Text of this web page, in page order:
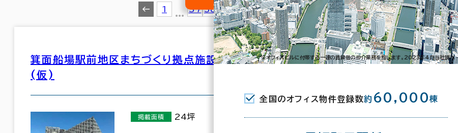
1 … 37 38 39 40 41 42
箕面船場駅前地区まちづくり拠点施設整備運営事業
(仮)
お問い合わせ番号：009-
45500
掲載面積 24坪
※オフィスビルに付帯する一連の賃貸借の仲介業務を指します。2023年4月当社調べ
全国のオフィス物件登録数約 60,000棟